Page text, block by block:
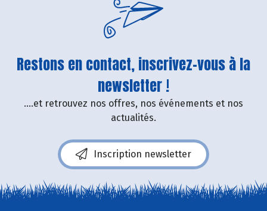
Restons en contact, inscrivez-vous à la
newsletter !
....et retrouvez nos offres, nos événements et nos
actualités.
Inscription newsletter